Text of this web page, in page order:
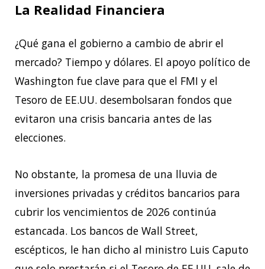
La Realidad Financiera
¿Qué gana el gobierno a cambio de abrir el
mercado? Tiempo y dólares. El apoyo político de
Washington fue clave para que el FMI y el
Tesoro de EE.UU. desembolsaran fondos que
evitaron una crisis bancaria antes de las
elecciones.
No obstante, la promesa de una lluvia de
inversiones privadas y créditos bancarios para
cubrir los vencimientos de 2026 continúa
estancada. Los bancos de Wall Street,
escépticos, le han dicho al ministro Luis Caputo